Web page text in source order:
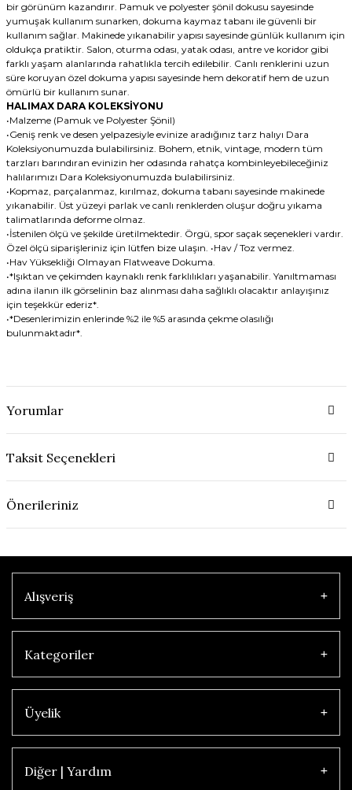
bir görünüm kazandırır. Pamuk ve polyester şönil dokusu sayesinde
yumuşak kullanım sunarken, dokuma kaymaz tabanı ile güvenli bir
kullanım sağlar. Makinede yıkanabilir yapısı sayesinde günlük kullanım için
oldukça pratiktir. Salon, oturma odası, yatak odası, antre ve koridor gibi
farklı yaşam alanlarında rahatlıkla tercih edilebilir. Canlı renklerini uzun
süre koruyan özel dokuma yapısı sayesinde hem dekoratif hem de uzun
ömürlü bir kullanım sunar.
HALIMAX DARA KOLEKSİYONU
•Malzeme (Pamuk ve Polyester Şönil)
•Geniş renk ve desen yelpazesiyle evinize aradığınız tarz halıyı Dara
Koleksiyonumuzda bulabilirsiniz. Bohem, etnik, vintage, modern tüm
tarzları barındıran evinizin her odasında rahatça kombinleyebileceğiniz
halılarımızı Dara Koleksiyonumuzda bulabilirsiniz.
•Kopmaz, parçalanmaz, kırılmaz, dokuma tabanı sayesinde makinede
yıkanabilir. Üst yüzeyi parlak ve canlı renklerden oluşur doğru yıkama
talimatlarında deforme olmaz.
•İstenilen ölçü ve şekilde üretilmektedir. Örgü, spor saçak seçenekleri vardır.
Özel ölçü siparişleriniz için lütfen bize ulaşın. •Hav / Toz vermez.
•Hav Yüksekliği Olmayan Flatweave Dokuma.
•*Işıktan ve çekimden kaynaklı renk farklılıkları yaşanabilir. Yanıltmaması
adına ilanın ilk görselinin baz alınması daha sağlıklı olacaktır anlayışınız
için teşekkür ederiz*.
•*Desenlerimizin enlerinde %2 ile %5 arasında çekme olasılığı
bulunmaktadır*.
Yorumlar
Taksit Seçenekleri
Önerileriniz
Alışveriş
Kategoriler
Üyelik
Diğer | Yardım